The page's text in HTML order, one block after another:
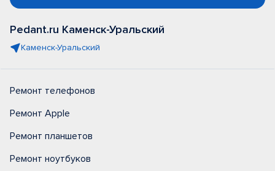
Pedant.ru Каменск-Уральский
Каменск-Уральский
Ремонт телефонов
Ремонт Apple
Ремонт планшетов
Ремонт ноутбуков